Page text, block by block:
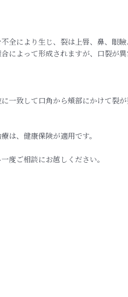
全により生じ、裂は上唇、鼻、眼
によって形成されますが、口裂が
一致して口角から頰部にかけて裂が
は、健康保険が適用です。
度ご相談にお越しください。